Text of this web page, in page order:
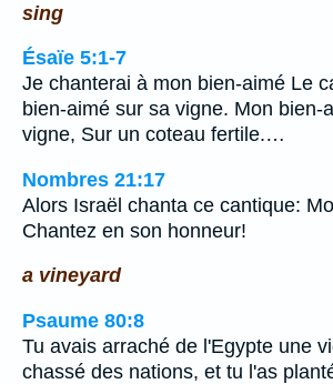
sing
Ésaïe 5:1-7
Je chanterai à mon bien-aimé Le
bien-aimé sur sa vigne. Mon bien-
vigne, Sur un coteau fertile.…
Nombres 21:17
Alors Israël chanta ce cantique:
Chantez en son honneur!
a vineyard
Psaume 80:8
Tu avais arraché de l'Egypte une
chassé des nations, et tu l'as